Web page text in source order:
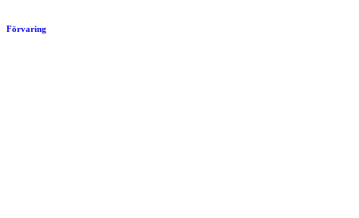
Förvaring